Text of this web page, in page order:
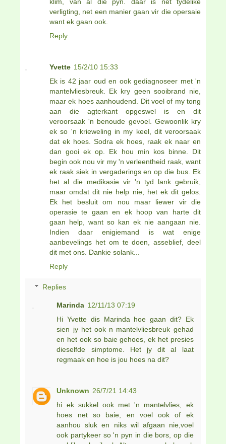
verligting, net een manier gaan vir die opersaie
want ek gaan ook.
Reply
Yvette 15/2/10 15:33
Ek is 42 jaar oud en ook gediagnoseer met 'n
mantelvliesbreuk. Ek kry geen sooibrand nie,
maar ek hoes aanhoudend. Dit voel of my tong
aan die agterkant opgeswel is en dit
veroorsaak 'n benoude gevoel. Gewoonlik kry
ek so 'n krieweling in my keel, dit veroorsaak
dat ek hoes. Sodra ek hoes, raak ek naar en
dan gooi ek op. Ek hou min kos binne. Dit
begin ook nou vir my 'n verleentheid raak, want
ek raak siek in vergaderings en op die bus. Ek
het al die medikasie vir 'n tyd lank gebruik,
maar omdat dit nie help nie, het ek dit gelos.
Ek het besluit om nou maar liewer vir die
operasie te gaan en ek hoop van harte dit
gaan help, want so kan ek nie aangaan nie.
Indien daar enigiemand is wat enige
aanbevelings het om te doen, asseblief, deel
dit met ons. Dankie solank...
Reply
Replies
Marinda 12/11/13 07:19
Hi Yvette dis Marinda hoe gaan dit? Ek
sien jy het ook n mantelvliesbreuk gehad
en het ook so baie gehoes, ek het presies
dieselfde simptome. Het jy dit al laat
regmaak en hoe is jou hoes na dit?
Unknown 26/7/21 14:43
hi ek sukkel ook met 'n mantelvlies, ek
hoes net so baie, en voel ook of ek
aanhou sluk en niks wil afgaan nie,voel
ook partykeer so 'n pyn in die bors, op die